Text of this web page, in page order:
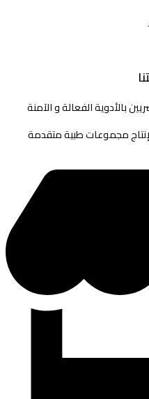
بالأدوية الفعالة و الآمنة
لإنتاج مجموعات طبية متقدمة